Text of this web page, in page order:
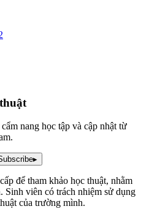
nang học tập và cập nhật từ
▸
để tham khảo học thuật, nhằm
Sinh viên có trách nhiệm sử dụng
của trường mình.